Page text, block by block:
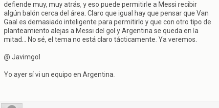
defiende muy, muy atrás, y eso puede permitirle a Messi recibir
algún balón cerca del área. Claro que igual hay que pensar que Van
Gaal es demasiado inteligente para permitirlo y que con otro tipo de
planteamiento alejas a Messi del gol y Argentina se queda en la
mitad... No sé, el tema no está claro tácticamente. Ya veremos.
@ Javimgol
Yo ayer sí vi un equipo en Argentina.